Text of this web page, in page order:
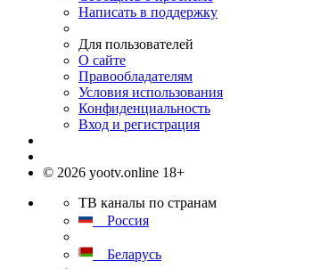
Написать в поддержку
Для пользователей
О сайте
Правообладателям
Условия использования
Конфиденциальность
Вход и регистрация
© 2026 yootv.online 18+
ТВ каналы по странам
Россия
Беларусь